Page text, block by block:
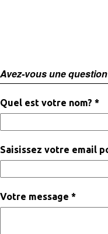
Avez-vous une
Quel est votre nom? *
Saisissez votre email
Votre message *